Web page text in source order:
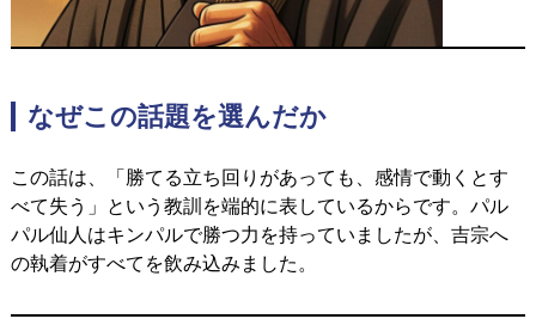
なぜこの話題を選んだか
この話は、「勝てる立ち回りがあっても、感情で動くとす
べて失う」という教訓を端的に表しているからです。 パル
パル仙人はキンパルで勝つ力を持っていましたが、吉宗へ
の執着がすべてを飲み込みました。